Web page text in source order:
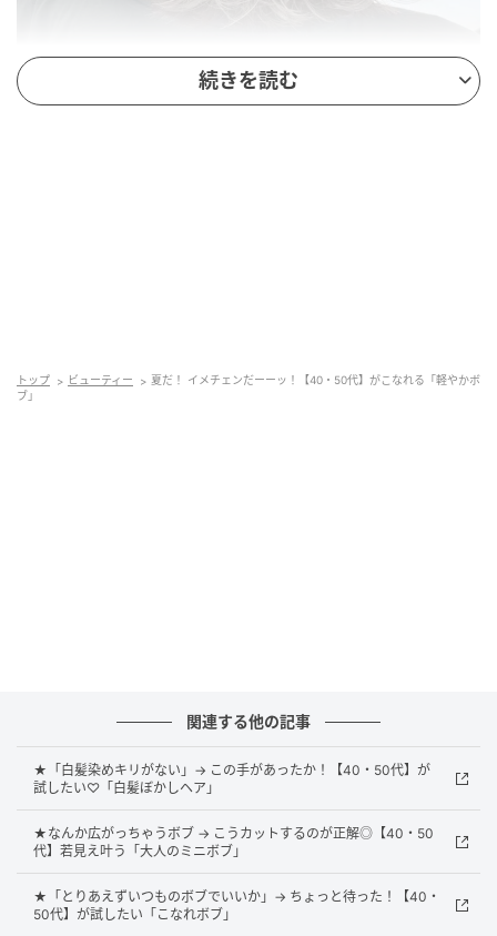
感じさせないカットとカラーの相乗効果で、こなれ感
のある仕上がりを叶えています。
続きを読む
トップ ビューティー
夏だ！ イメチェンだーーッ！【40・50代】がこなれる「軽やかボ
ブ」
関連する他の記事
★「白髪染めキリがない」→ この手があったか！【40・50代】が
試したい♡「白髪ぼかしヘア」
★なんか広がっちゃうボブ → こうカットするのが正解◎【40・50
代】若見え叶う「大人のミニボブ」
★「とりあえずいつものボブでいいか」→ ちょっと待った！【40・
50代】が試したい「こなれボブ」